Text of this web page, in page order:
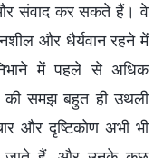
संवाद कर सकते हैं। वे
और धैर्यवान रहने में
में पहले से अधिक
की समझ बहुत ही उथली
और दृष्टिकोण अभी भी